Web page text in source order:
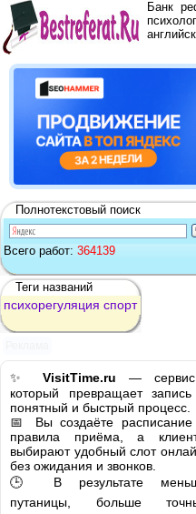
Банк
Полнотекстовый поиск
Всего работ: 364139
Теги названий
психорегуляция спорт
✨ VisitTime.ru — сервис,
который превращает
понятный и быстрый процесс.
📅 Вы создаёте
правила приёма, а
выбирают удобный слот
без ожидания и звонков.
🕒 В результате
путаницы, больше